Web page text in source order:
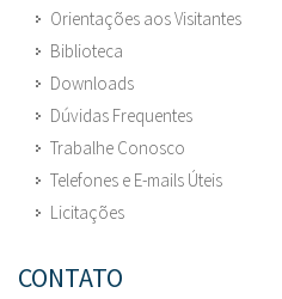
Orientações aos Visitantes
Biblioteca
Downloads
Dúvidas Frequentes
Trabalhe Conosco
Telefones e E-mails Úteis
Licitações
CONTATO